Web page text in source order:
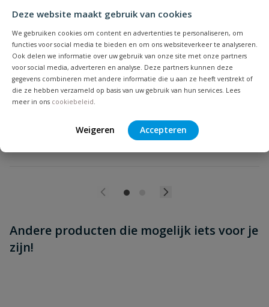
Deze website maakt gebruik van cookies
We gebruiken cookies om content en advertenties te personaliseren, om
functies voor social media te bieden en om ons websiteverkeer te analyseren.
Ook delen we informatie over uw gebruik van onze site met onze partners
voor social media, adverteren en analyse. Deze partners kunnen deze
gegevens combineren met andere informatie die u aan ze heeft verstrekt of
die ze hebben verzameld op basis van uw gebruik van hun services. Lees
meer in ons cookiebeleid.
Weigeren Accepteren
Beoordeling versturen
ITAP minipress reduceerventiel met
manometeraansluiting
Ingaand maximaal 15 bar, uitlaatdruk instelbaar tussen 1 - 4 bar,
met optie voor manometer
Op voorraad
Andere producten die mogelijk iets voor je
zijn!